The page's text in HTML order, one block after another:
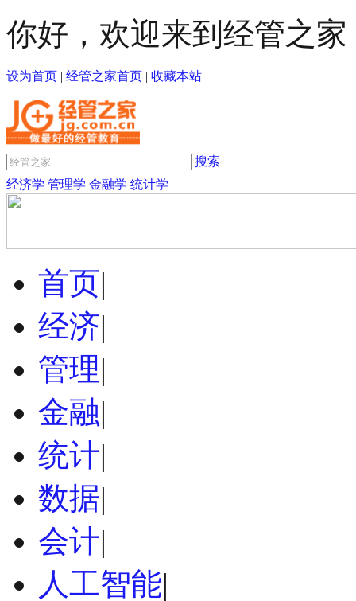
你好，欢迎来到经管之家
设为首页 | 经管之家首页 | 收藏本站
搜索
经济学 管理学 金融学 统计学
首页|
经济|
管理|
金融|
统计|
数据|
会计|
人工智能|